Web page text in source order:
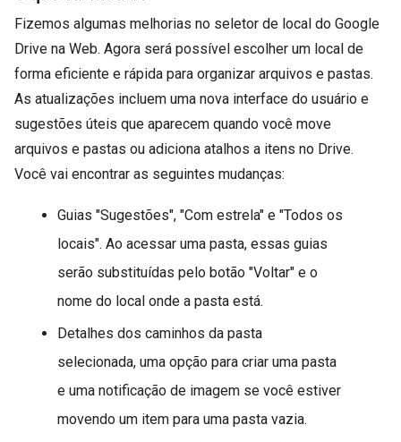
Fizemos algumas melhorias no seletor de local do Google
Drive na Web. Agora será possível escolher um local de
forma eficiente e rápida para organizar arquivos e pastas.
As atualizações incluem uma nova interface do usuário e
sugestões úteis que aparecem quando você move
arquivos e pastas ou adiciona atalhos a itens no Drive.
Você vai encontrar as seguintes mudanças:
Guias "Sugestões", "Com estrela" e "Todos os
locais". Ao acessar uma pasta, essas guias
serão substituídas pelo botão "Voltar" e o
nome do local onde a pasta está.
Detalhes dos caminhos da pasta
selecionada, uma opção para criar uma pasta
e uma notificação de imagem se você estiver
movendo um item para uma pasta vazia.